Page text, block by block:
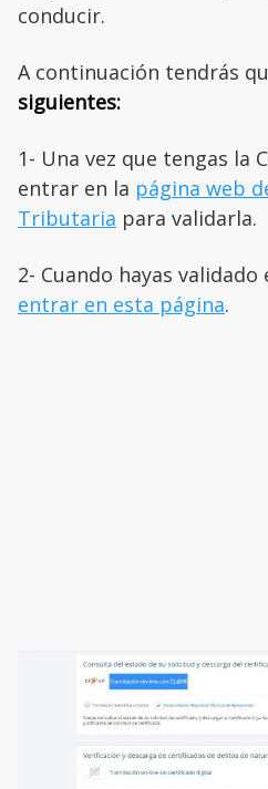
conducir.
A continuación tendrás
siguientes:
1- Una vez que tengas la
entrar en la página web
Tributaria para validarla.
2- Cuando hayas
entrar en esta página.